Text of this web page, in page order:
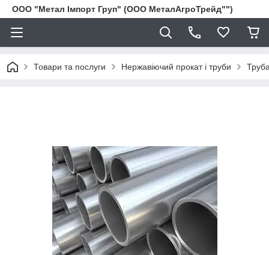
ООО "Метал Імпорт Груп" (ООО МеталАгроТрейд"")
Товари та послуги Нержавіючий прокат і труби